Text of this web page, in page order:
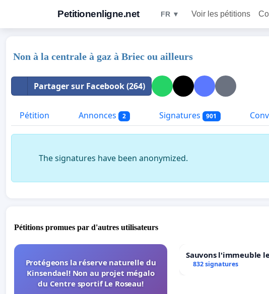
Petitionenligne.net FR ▼ Voir les pétitions
Non à la centrale à gaz à Briec ou ailleurs
Partager sur Facebook (264)
Pétition Annonces 2 Signatures 901
The signatures have been anonymized.
Pétitions promues par d'autres utilisateurs
Protégeons la réserve naturelle du
Kinsendael! Non au projet mégalo
du Centre sportif Le Roseau!
Sauvons l'immeuble
832 signatures